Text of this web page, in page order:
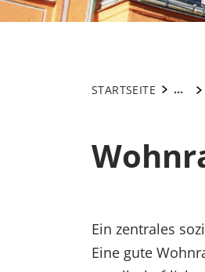
STARTSEITE ...
Ein zentrales
Eine gute